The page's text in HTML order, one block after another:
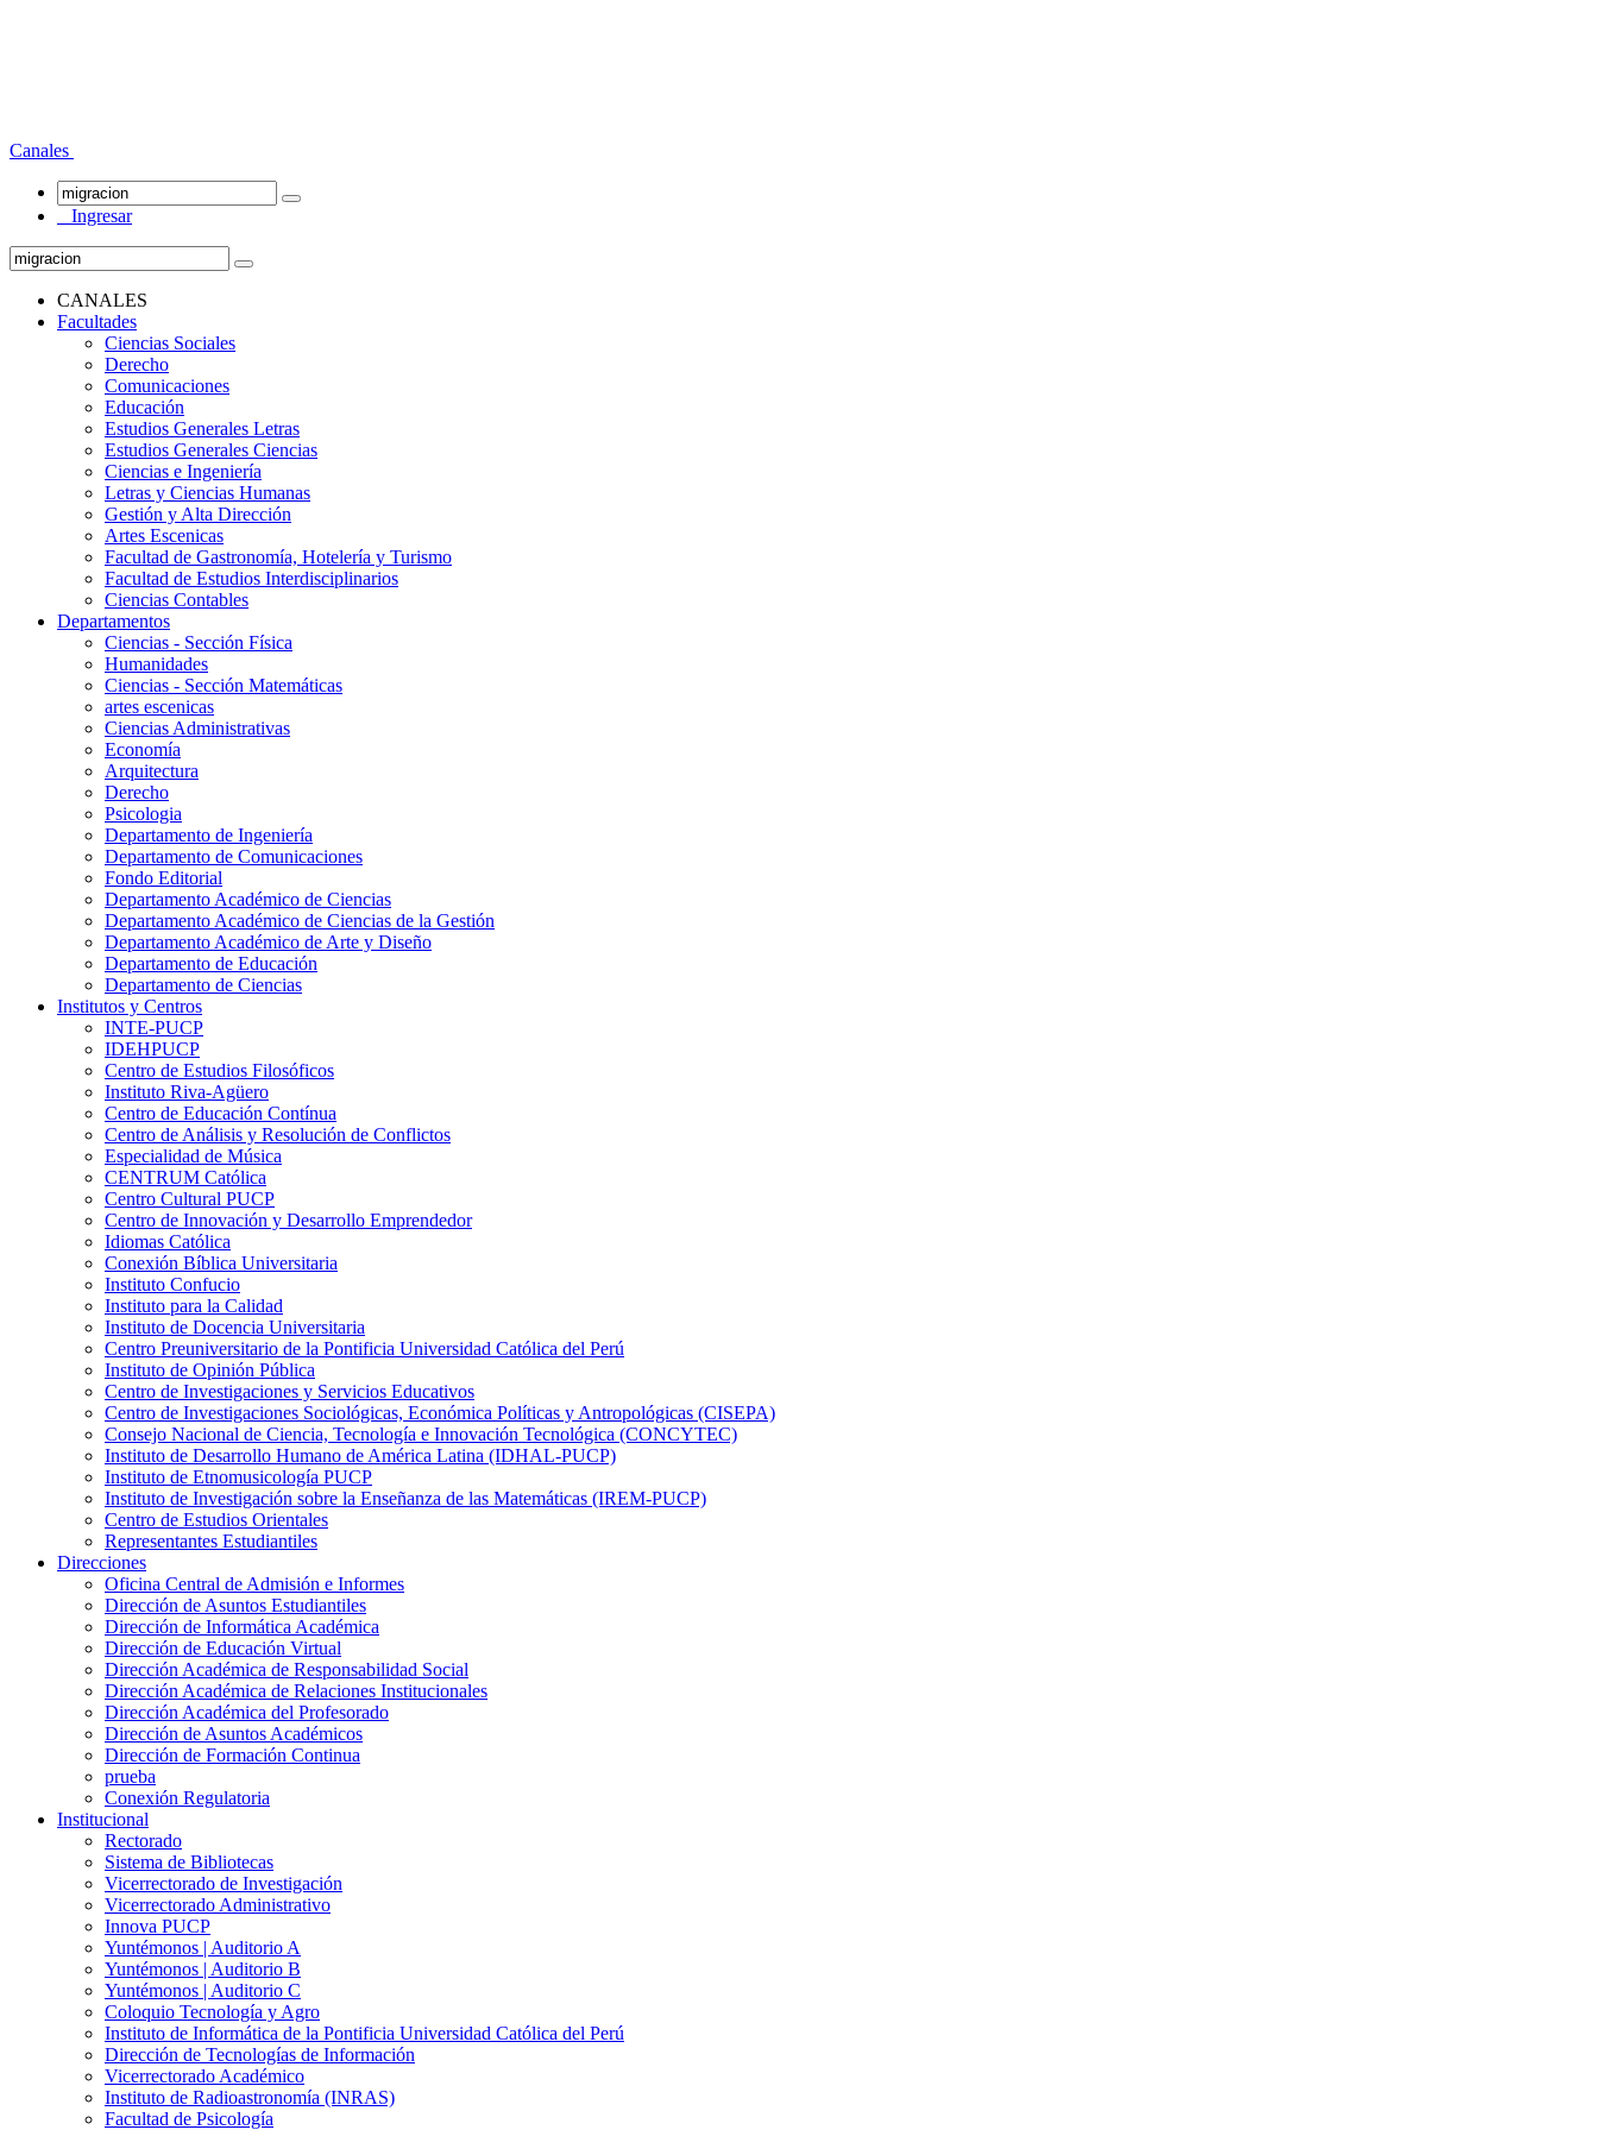
Canales
Ingresar
CANALES
Facultades
Ciencias Sociales
Derecho
Comunicaciones
Educación
Estudios Generales Letras
Estudios Generales Ciencias
Ciencias e Ingeniería
Letras y Ciencias Humanas
Gestión y Alta Dirección
Artes Escenicas
Facultad de Gastronomía, Hotelería y Turismo
Facultad de Estudios Interdisciplinarios
Ciencias Contables
Departamentos
Ciencias - Sección Física
Humanidades
Ciencias - Sección Matemáticas
artes escenicas
Ciencias Administrativas
Economía
Arquitectura
Derecho
Psicologia
Departamento de Ingeniería
Departamento de Comunicaciones
Fondo Editorial
Departamento Académico de Ciencias
Departamento Académico de Ciencias de la Gestión
Departamento Académico de Arte y Diseño
Departamento de Educación
Departamento de Ciencias
Institutos y Centros
INTE-PUCP
IDEHPUCP
Centro de Estudios Filosóficos
Instituto Riva-Agüero
Centro de Educación Contínua
Centro de Análisis y Resolución de Conflictos
Especialidad de Música
CENTRUM Católica
Centro Cultural PUCP
Centro de Innovación y Desarrollo Emprendedor
Idiomas Católica
Conexión Bíblica Universitaria
Instituto Confucio
Instituto para la Calidad
Instituto de Docencia Universitaria
Centro Preuniversitario de la Pontificia Universidad Católica del Perú
Instituto de Opinión Pública
Centro de Investigaciones y Servicios Educativos
Centro de Investigaciones Sociológicas, Económica Políticas y Antropológicas (CISEPA)
Consejo Nacional de Ciencia, Tecnología e Innovación Tecnológica (CONCYTEC)
Instituto de Desarrollo Humano de América Latina (IDHAL-PUCP)
Instituto de Etnomusicología PUCP
Instituto de Investigación sobre la Enseñanza de las Matemáticas (IREM-PUCP)
Centro de Estudios Orientales
Representantes Estudiantiles
Direcciones
Oficina Central de Admisión e Informes
Dirección de Asuntos Estudiantiles
Dirección de Informática Académica
Dirección de Educación Virtual
Dirección Académica de Responsabilidad Social
Dirección Académica de Relaciones Institucionales
Dirección Académica del Profesorado
Dirección de Asuntos Académicos
Dirección de Formación Continua
prueba
Conexión Regulatoria
Institucional
Rectorado
Sistema de Bibliotecas
Vicerrectorado de Investigación
Vicerrectorado Administrativo
Innova PUCP
Yuntémonos | Auditorio A
Yuntémonos | Auditorio B
Yuntémonos | Auditorio C
Coloquio Tecnología y Agro
Instituto de Informática de la Pontificia Universidad Católica del Perú
Dirección de Tecnologías de Información
Vicerrectorado Académico
Instituto de Radioastronomía (INRAS)
Facultad de Psicología